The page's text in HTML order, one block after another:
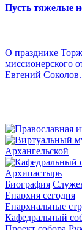
Пусть тяжелые
О празднике
миссионерского
Евгений Соколов.
Архипастырь
Биография
Епархия сегодня
Епархиальные
Кафедральный